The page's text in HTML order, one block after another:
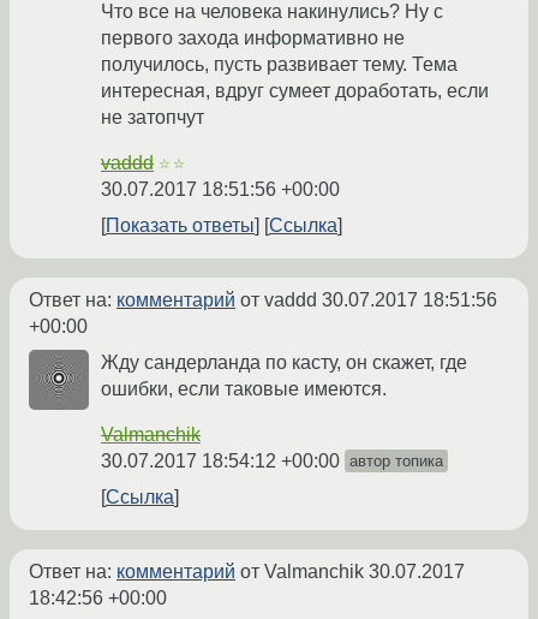
Что все на человека накинулись? Ну с
первого захода информативно не
получилось, пусть развивает тему. Тема
интересная, вдруг сумеет доработать, если
не затопчут
vaddd ☆☆
30.07.2017 18:51:56 +00:00
Показать ответы
Ссылка
Ответ на: комментарий от vaddd 30.07.2017 18:51:56
+00:00
Жду сандерланда по касту, он скажет, где
ошибки, если таковые имеются.
Valmanchik
30.07.2017 18:54:12 +00:00 автор топика
Ссылка
Ответ на: комментарий от Valmanchik 30.07.2017
18:42:56 +00:00